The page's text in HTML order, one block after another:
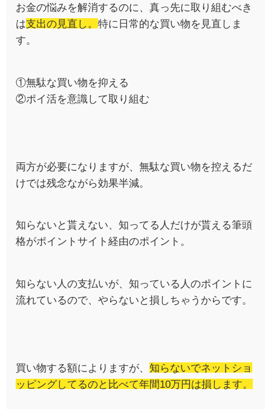
お金の悩みを解消するのに、真っ先に取り組むべき
は支出の見直し。 特に日常的な買い物を見直しま
す。
①無駄な買い物を抑える
②ポイ活を意識して取り組む
両方が必要になりますが、無駄な買い物を控えるだ
けでは残念ながら効果半減。
知らないと貰えない、知ってる人だけが貰える筆頭
格がポイントサイト経由のポイント。
知らない人の支払いが、知っている人のポイントに
流れているので、やらないと損しちゃうからです。
買い物する額によりますが、 知らないでネットショ
ッピングしてるのと比べて年間10万円は損します。